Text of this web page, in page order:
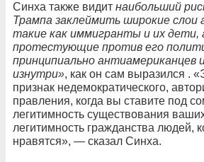
Синха также видит наибольший
Трампа заклеймить широкие слои
такие как иммигранты и их дети,
протестующие против его
принципиально антиамериканцев
изнутри», как он сам выразился .
признак недемократического,
правления, когда вы ставите под
легитимность существования
легитимность гражданства людей,
нравятся», — сказал Синха.